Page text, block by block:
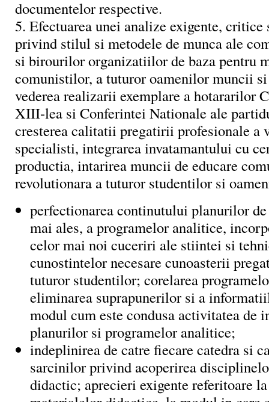
documentelor respective.
5. Efectuarea unei analize exigente,
privind stilul si metodele de munca ale
si birourilor organizatiilor de baza pentru
comunistilor, a tuturor oamenilor muncii
vederea realizarii exemplare a hotararilor
XIII-lea si Conferintei Nationale ale
cresterea calitatii pregatirii profesionale
specialisti, integrarea invatamantului cu
productia, intarirea muncii de educare
revolutionara a tuturor studentilor si
perfectionarea continutului planurilor
mai ales, a programelor analitice,
celor mai noi cuceriri ale stiintei si
cunostintelor necesare cunoasterii
tuturor studentilor; corelarea
eliminarea suprapunerilor si a
modul cum este condusa activitatea de
planurilor si programelor analitice;
indeplinirea de catre fiecare catedra si
sarcinilor privind acoperirea
didactic; aprecieri exigente referitoare